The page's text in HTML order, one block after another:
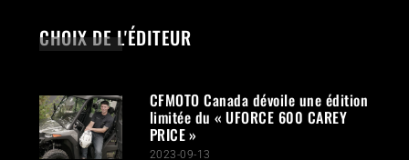
CHOIX DE L'ÉDITEUR
CFMOTO Canada dévoile une édition
limitée du « UFORCE 600 CAREY
PRICE »
2023-09-13